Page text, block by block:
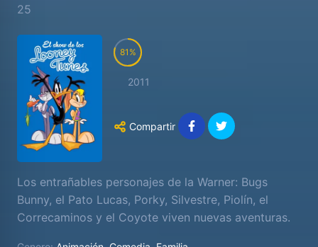
25
81
2011
Compartir
Los entrañables personajes de la Warner: Bugs
Bunny, el Pato Lucas, Porky, Silvestre, Piolín, el
Correcaminos y el Coyote viven nuevas aventuras.